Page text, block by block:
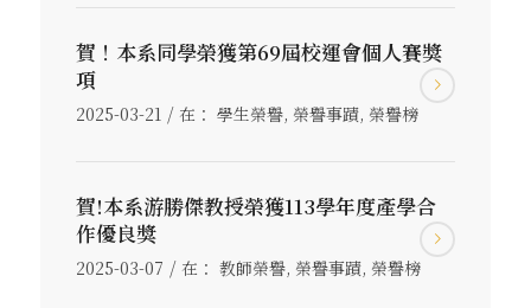
賀！本系同學榮獲第69屆校運會個人賽獎
項
2025-03-21 / 在： 學生榮譽, 榮譽事蹟, 榮譽榜
賀!本系游勝傑教授榮獲113學年度產學合
作優良獎
2025-03-07 / 在： 教師榮譽, 榮譽事蹟, 榮譽榜